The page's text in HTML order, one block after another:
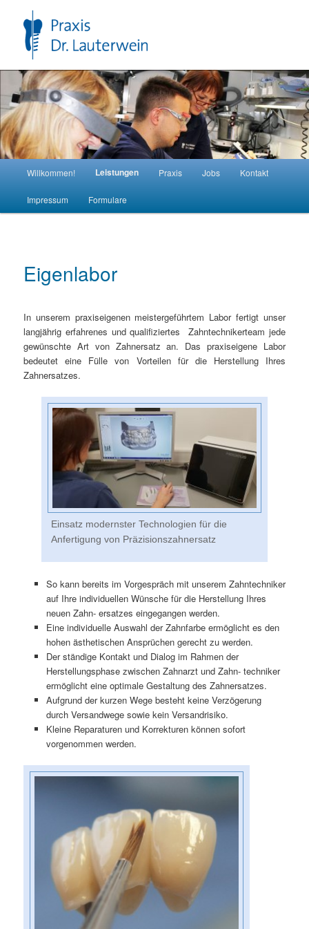
primären
springen
Willkommen! Leistungen Praxis Jobs Kontakt
Impressum Formulare
Eigenlabor
In unserem praxiseigenen meistergeführtem Labor fertigt unser
langjährig erfahrenes und qualifiziertes Zahntechnikerteam jede
gewünschte Art von Zahnersatz an. Das praxiseigene Labor
bedeutet eine Fülle von Vorteilen für die Herstellung Ihres
Zahnersatzes.
Einsatz modernster Technologien für die
Anfertigung von Präzisionszahnersatz
So kann bereits im Vorgespräch mit unserem Zahntechniker
auf Ihre individuellen Wünsche für die Herstellung Ihres
neuen Zahn- ersatzes eingegangen werden.
Eine individuelle Auswahl der Zahnfarbe ermöglicht es den
hohen ästhetischen Ansprüchen gerecht zu werden.
Der ständige Kontakt und Dialog im Rahmen der
Herstellungsphase zwischen Zahnarzt und Zahn- techniker
ermöglicht eine optimale Gestaltung des Zahnersatzes.
Aufgrund der kurzen Wege besteht keine Verzögerung
durch Versandwege sowie kein Versandrisiko.
Kleine Reparaturen und Korrekturen können sofort
vorgenommen werden.